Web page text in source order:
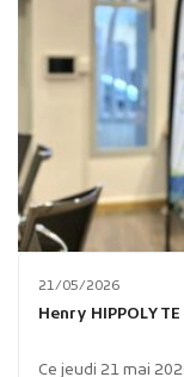
21/05/2026
Henry
Ce jeudi 21 mai